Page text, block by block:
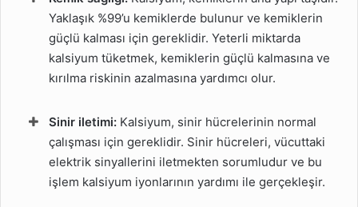
Yaklaşık %99’u kemiklerde bulunur ve kemiklerin
güçlü kalması için gereklidir. Yeterli miktarda
kalsiyum tüketmek, kemiklerin güçlü kalmasına ve
kırılma riskinin azalmasına yardımcı olur.
Sinir iletimi: Kalsiyum, sinir hücrelerinin normal
çalışması için gereklidir. Sinir hücreleri, vücuttaki
elektrik sinyallerini iletmekten sorumludur ve bu
işlem kalsiyum iyonlarının yardımı ile gerçekleşir.